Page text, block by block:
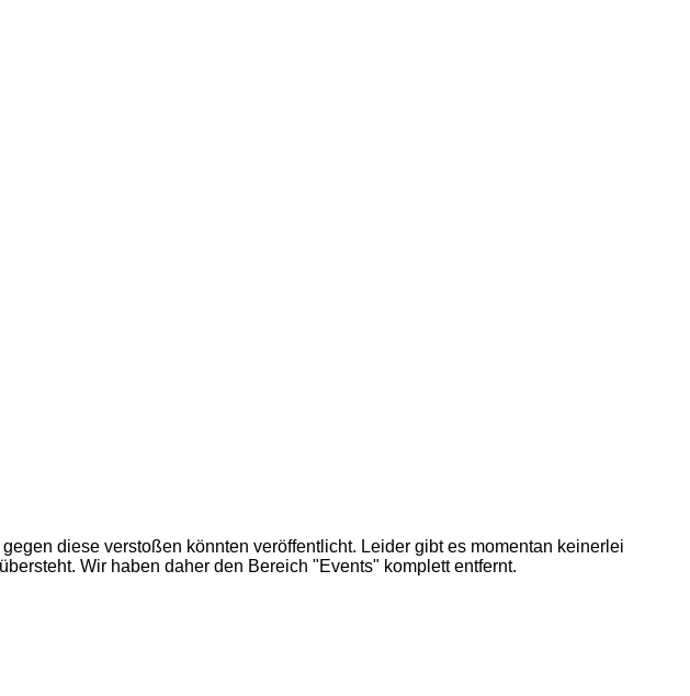
diese verstoßen könnten veröffentlicht. Leider gibt es momentan keinerlei
übersteht. Wir haben daher den Bereich "Events" komplett entfernt.